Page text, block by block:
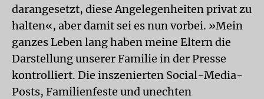
darangesetzt, diese Angelegenheiten privat zu
halten«, aber damit sei es nun vorbei. »Mein
ganzes Leben lang haben meine Eltern die
Darstellung unserer Familie in der Presse
kontrolliert. Die inszenierten Social-Media-
Posts, Familienfeste und unechten